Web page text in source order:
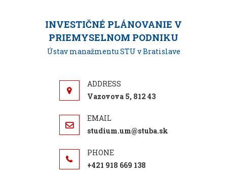
INVESTIČNÉ PLÁNOVANIE V
PRIEMYSELNOM PODNIKU
Ústav manažmentu STU v Bratislave
Vazovova 5, 812 43
studium.um@stuba.sk
+421 918 669 138